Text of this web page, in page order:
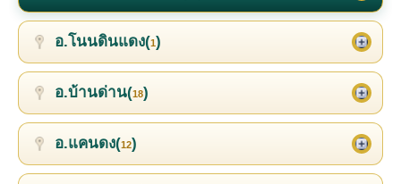
อ.โนนดินแดง(1)
อ.บ้านด่าน(18)
อ.แคนดง(12)